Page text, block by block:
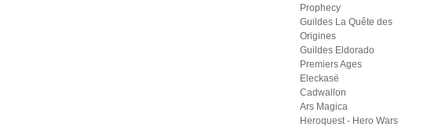
Prophecy
Guildes La Quête des
Origines
Guildes Eldorado
Premiers Ages
Eleckasë
Cadwallon
Ars Magica
Heroquest - Hero Wars